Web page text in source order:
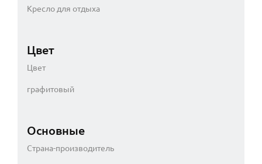
Кресло для отдыха
Цвет
Цвет
графитовый
Основные
Страна-производитель